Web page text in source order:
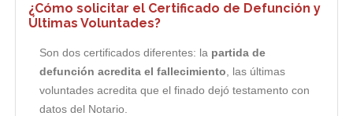
¿Cómo solicitar el Certificado de Defunción y
Últimas Voluntades?
Son dos certificados diferentes: la partida de
defunción acredita el fallecimiento, las últimas
voluntades acredita que el finado dejó testamento con
datos del Notario.